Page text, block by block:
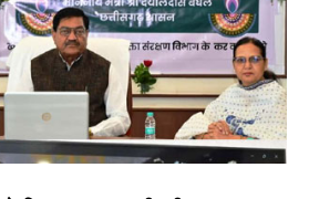
के लिए राज्य सरकार की बड़ी पहल- रायपुर,
ग्रेन एटीएम का शुभारंभ